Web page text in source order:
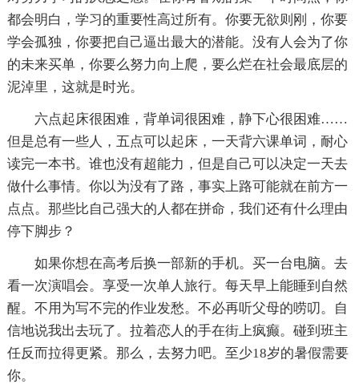
都会明白，学习的重要性高过所有。你要无欲则刚，你要
学会孤独，你要把自己逼出最大的潜能。没有人会为了你
的未来买单，你要么努力向上爬，要么烂在社会最底层的
泥淖里，这就是时光。
六点起床很困难，背单词很困难，静下心很困难……
但是总有一些人，五点可以起床，一天背六课单词，耐心
读完一本书。谁也没有超能力，但是自己可以决定一天去
做什么事情。你以为没有了路，事实上路可能就在前方一
点点。那些比自己强大的人都在拼命，我们还有什么理由
停下脚步？
如果你想在高考后换一部新的手机。买一台电脑。去
看一次演唱会。享受一次单人旅行。每天早上能睡到自然
醒。不用为写不完的作业发愁。不必再听父母的唠叨。自
信地说我出去玩了。拉着恋人的手在街上疯癫。碰到班主
任反而拉得更紧。那么，去努力吧。至少18岁的暑假需要
你。